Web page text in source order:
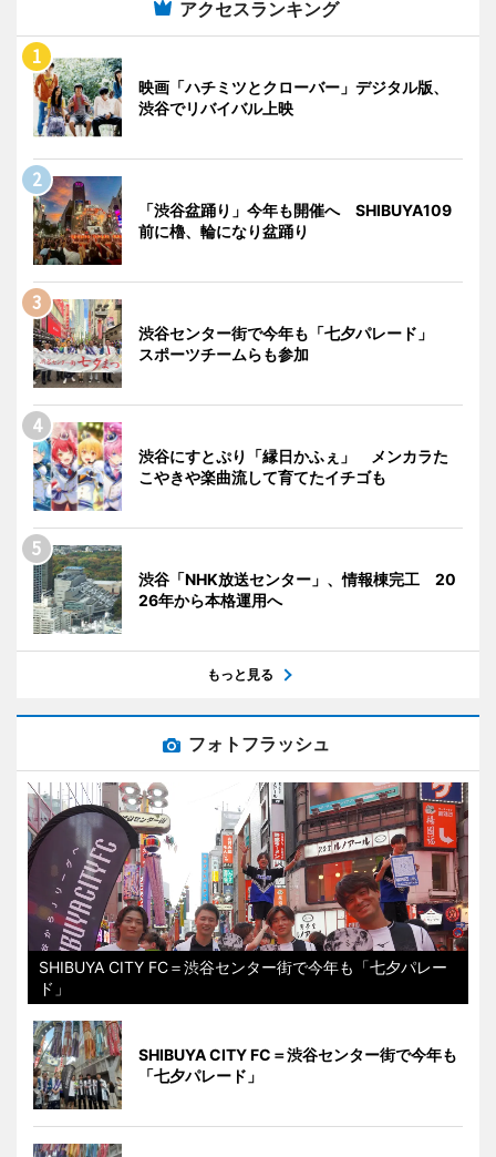
アクセスランキング
映画「ハチミツとクローバー」デジタル版、
渋谷でリバイバル上映
「渋谷盆踊り」今年も開催へ SHIBUYA109
前に櫓、輪になり盆踊り
渋谷センター街で今年も「七夕パレード」
スポーツチームらも参加
渋谷にすとぷり「縁日かふぇ」 メンカラた
こやきや楽曲流して育てたイチゴも
渋谷「NHK放送センター」、情報棟完工 20
26年から本格運用へ
もっと見る
フォトフラッシュ
SHIBUYA CITY FC＝渋谷センター街で今年も「七夕パレー
ド」
SHIBUYA CITY FC＝渋谷センター街で今年も
「七夕パレード」